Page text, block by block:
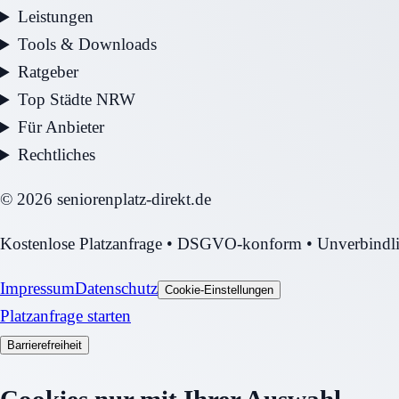
Leistungen
Tools & Downloads
Ratgeber
Top Städte NRW
Für Anbieter
Rechtliches
© 2026 seniorenplatz-direkt.de
Kostenlose Platzanfrage • DSGVO-konform •
ImpressumDatenschutz Cookie-Einstellungen
Platzanfrage starten
Barrierefreiheit